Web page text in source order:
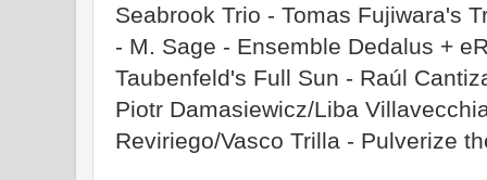
Seabrook Trio - Tomas Fujiwara's
- M. Sage - Ensemble Dedalus +
Taubenfeld's Full Sun - Raúl
Piotr Damasiewicz/Liba
Reviriego/Vasco Trilla - Pulverize